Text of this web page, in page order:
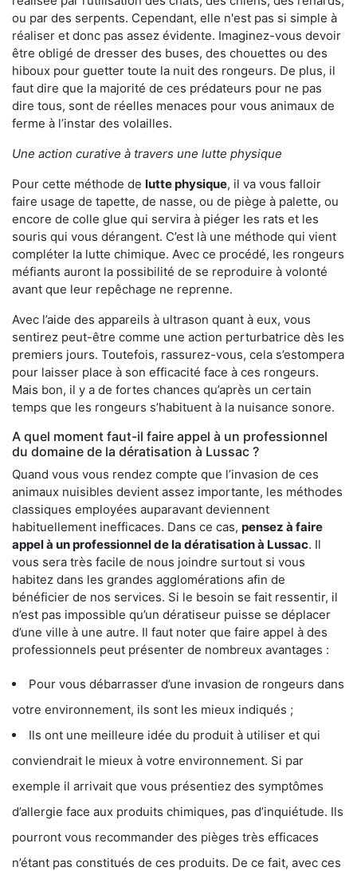
ou par des serpents. Cependant, elle n'est pas si simple à
réaliser et donc pas assez évidente. Imaginez-vous devoir
être obligé de dresser des buses, des chouettes ou des
hiboux pour guetter toute la nuit des rongeurs. De plus, il
faut dire que la majorité de ces prédateurs pour ne pas
dire tous, sont de réelles menaces pour vous animaux de
ferme à l’instar des volailles.
Une action curative à travers une lutte physique
Pour cette méthode de lutte physique, il va vous falloir
faire usage de tapette, de nasse, ou de piège à palette, ou
encore de colle glue qui servira à piéger les rats et les
souris qui vous dérangent. C’est là une méthode qui vient
compléter la lutte chimique. Avec ce procédé, les rongeurs
méfiants auront la possibilité de se reproduire à volonté
avant que leur repêchage ne reprenne.
Avec l’aide des appareils à ultrason quant à eux, vous
sentirez peut-être comme une action perturbatrice dès les
premiers jours. Toutefois, rassurez-vous, cela s’estompera
pour laisser place à son efficacité face à ces rongeurs.
Mais bon, il y a de fortes chances qu’après un certain
temps que les rongeurs s’habituent à la nuisance sonore.
A quel moment faut-il faire appel à un professionnel
du domaine de la dératisation à Lussac ?
Quand vous vous rendez compte que l’invasion de ces
animaux nuisibles devient assez importante, les méthodes
classiques employées auparavant deviennent
habituellement inefficaces. Dans ce cas, pensez à faire
appel à un professionnel de la dératisation à Lussac. Il
vous sera très facile de nous joindre surtout si vous
habitez dans les grandes agglomérations afin de
bénéficier de nos services. Si le besoin se fait ressentir, il
n’est pas impossible qu’un dératiseur puisse se déplacer
d’une ville à une autre. Il faut noter que faire appel à des
professionnels peut présenter de nombreux avantages :
Pour vous débarrasser d’une invasion de rongeurs dans
votre environnement, ils sont les mieux indiqués ;
Ils ont une meilleure idée du produit à utiliser et qui
conviendrait le mieux à votre environnement. Si par
exemple il arrivait que vous présentiez des symptômes
d’allergie face aux produits chimiques, pas d’inquiétude. Ils
pourront vous recommander des pièges très efficaces
n’étant pas constitués de ces produits. De ce fait, avec ces